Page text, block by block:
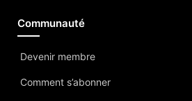
Communauté
Devenir membre
Comment s’abonner